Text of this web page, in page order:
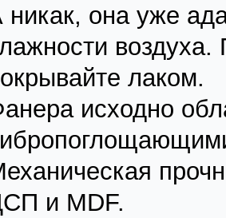
никак, она уже
воздуха.
лаком.
исходно
и MDF.